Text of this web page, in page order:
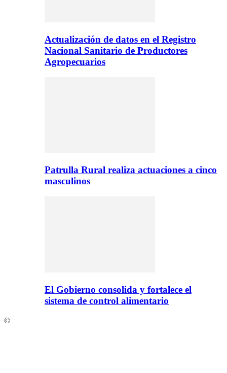
Actualización de datos en el Registro
Nacional Sanitario de Productores
Agropecuarios
Patrulla Rural realiza actuaciones a cinco
masculinos
El Gobierno consolida y fortalece el
sistema de control alimentario
©